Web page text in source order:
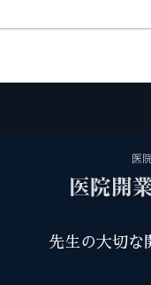
先生の大切な